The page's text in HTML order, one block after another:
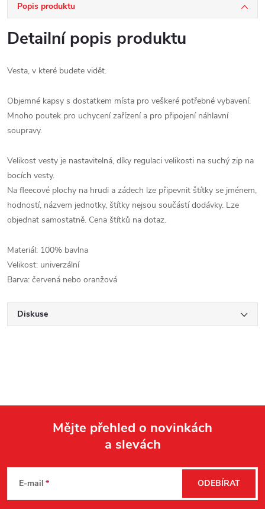
Popis produktu
Detailní popis produktu
Vesta, v které budete vidět.
Objemné kapsy s dostatkem místa pro veškeré potřebné vybavení.
Mnoho poutek pro uchycení zařízení a pro připojení náhlavní
soupravy.
Velikost vesty je nastavitelná, díky regulaci velikosti na suchý zip na
bocích vesty.
Na fleecové plochy na hrudi a zádech lze připevnit štítky se jménem,
hodností, názvem jednotky, štítky nejsou součástí dodávky. Lze
objednat samostatně. Cena štítků na dotaz.
Materiál: 100% bavlna
Velikost: univerzální
Barva: červená nebo oranžová
Diskuse
Mějte přehled o novinkách
a slevách
E-mail ODEBÍRAT